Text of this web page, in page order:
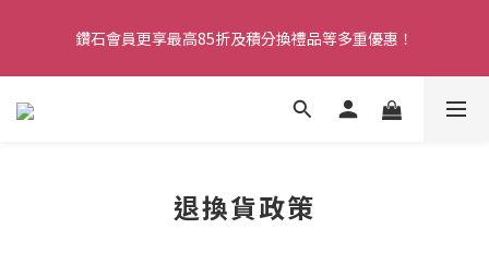
店9折！
鑽石會員更享最高85折及積分換禮品等多重優惠！
購物滿HK$299即享免費香港本地送貨服務。注冊新會員，即享全
退換貨政策